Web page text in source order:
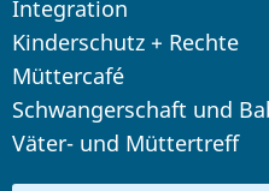
Integration
Kinderschutz + Rechte
Müttercafé
Schwangerschaft und
Väter- und Müttertreff